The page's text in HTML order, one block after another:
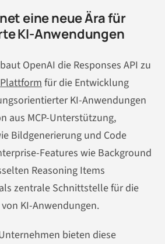
eine neue Ära für
KI-Anwendungen
OpenAI die Responses API zu
Plattformfür die Entwicklung
KI-Anwendungen
aus MCP-Unterstützung,
Bildgenerierung und Code
Features wie Background
Reasoning Items
zentrale Schnittstelle für die
KI-Anwendungen.
bieten diese